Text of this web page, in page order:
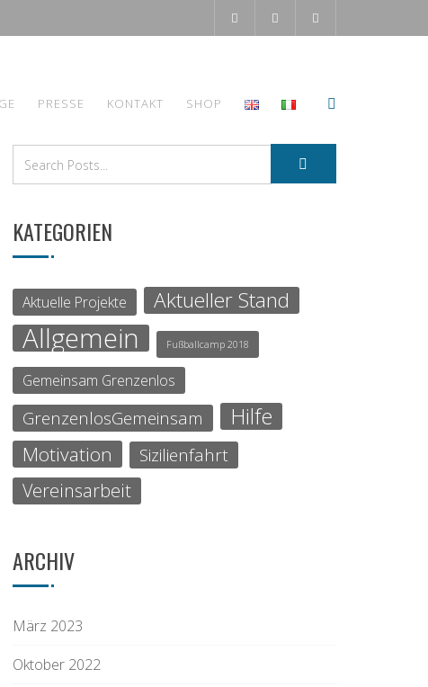
PRESSE KONTAKT SHOP
KATEGORIEN
Aktuelle Projekte Aktueller Stand
Allgemein Fußballcamp 2018
Gemeinsam Grenzenlos
GrenzenlosGemeinsam Hilfe
Motivation Sizilienfahrt
Vereinsarbeit
ARCHIV
März 2023
Oktober 2022